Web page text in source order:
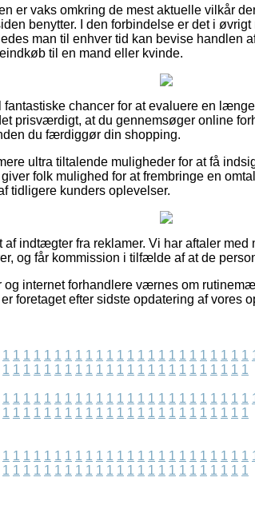
er vaks omkring de mest aktuelle vilkår
benytter. I den forbindelse er det i
man til enhver tid kan bevise handlen
til en mand eller kvinde.
chancer for at evaluere en
prisværdigt, at du gennemsøger online
du færdiggør din shopping.
ultra tiltalende muligheder for at få
folk mulighed for at frembringe en
tidligere kunders oplevelser.
af indtægter fra reklamer. Vi har aftaler
og får kommission i tilfælde af at de
og internet forhandlere værnes om
foretaget efter sidste opdatering af vores
1 1 1 1 1 1 1 1 1 1 1 1 1 1 1 1 1 1 1 1 1 1 1 1
1 1 1 1 1 1 1 1 1 1 1 1 1 1 1 1 1 1 1 1 1 1 1 1
1 1 1 1 1 1 1 1 1 1 1 1 1 1 1 1 1 1 1 1 1 1 1 1
1 1 1 1 1 1 1 1 1 1 1 1 1 1 1 1 1 1 1 1 1 1 1 1
1 1 1 1 1 1 1 1 1 1 1 1 1 1 1 1 1 1 1 1 1 1 1 1
1 1 1 1 1 1 1 1 1 1 1 1 1 1 1 1 1 1 1 1 1 1 1 1